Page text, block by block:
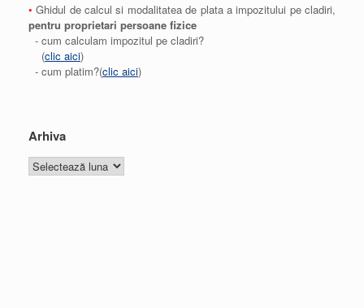
• Ghidul de calcul si modalitatea de plata a impozitului pe cladiri,
pentru proprietari persoane fizice
- cum calculam impozitul pe cladiri?
(clic aici)
- cum platim?(clic aici)
Arhiva